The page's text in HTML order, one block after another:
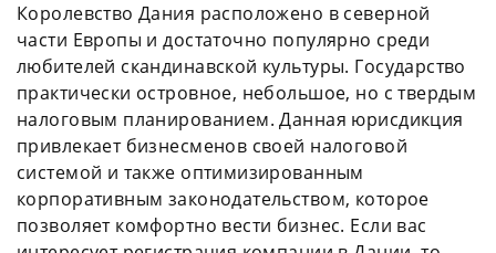
Королевство Дания расположено в северной
части Европы и достаточно популярно среди
любителей скандинавской культуры. Государство
практически островное, небольшое, но с твердым
налоговым планированием. Данная юрисдикция
привлекает бизнесменов своей налоговой
системой и также оптимизированным
корпоративным законодательством, которое
позволяет комфортно вести бизнес. Если вас